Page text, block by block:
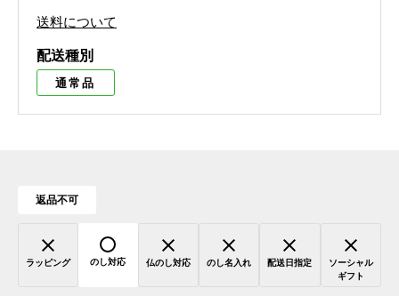
送料について
配送種別
通常品
返品不可
ラッピング のし対応 仏のし対応 のし名入れ 配送日指定
ソーシャル
ギフト